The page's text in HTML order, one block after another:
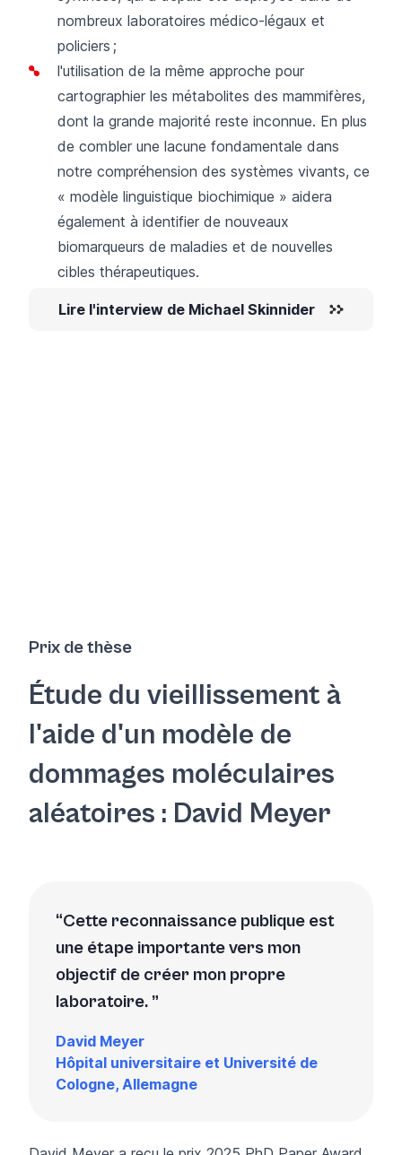
nombreux laboratoires médico-légaux et
policiers ;
l'utilisation de la même approche pour
cartographier les métabolites des mammifères,
dont la grande majorité reste inconnue. En plus
de combler une lacune fondamentale dans
notre compréhension des systèmes vivants, ce
« modèle linguistique biochimique » aidera
également à identifier de nouveaux
biomarqueurs de maladies et de nouvelles
cibles thérapeutiques.
Lire l'interview de Michael Skinnider
Prix de thèse
Étude du vieillissement à
l'aide d'un modèle de
dommages moléculaires
aléatoires : David Meyer
Cette reconnaissance publique est
une étape importante vers mon
objectif de créer mon propre
laboratoire.
David Meyer
Hôpital universitaire et Université de
Cologne, Allemagne